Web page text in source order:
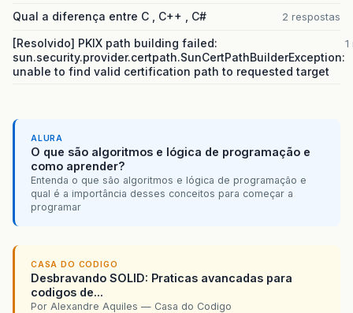
Qual a diferença entre C , C++ , C# 2 respostas
[Resolvido] PKIX path building failed:
sun.security.provider.certpath.SunCertPathBuilderException:
unable to find valid certification path to requested target
ALURA
O que são algoritmos e lógica de programação e
como aprender?
Entenda o que são algoritmos e lógica de programação e
qual é a importância desses conceitos para começar a
programar
CASA DO CODIGO
Desbravando SOLID: Praticas avancadas para
codigos de...
Por Alexandre Aquiles — Casa do Codigo